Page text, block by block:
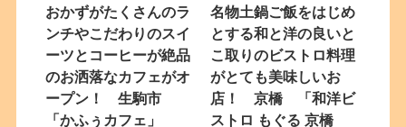
おかずがたくさんのラ
ンチやこだわりのスイ
ーツとコーヒーが絶品
のお洒落なカフェがオ
ープン！ 生駒市
「かふぅカフェ」
名物土鍋ご飯をはじめ
とする和と洋の良いと
こ取りのビストロ料理
がとても美味しいお
店！ 京橋 「和洋ビ
ストロ もぐる 京橋